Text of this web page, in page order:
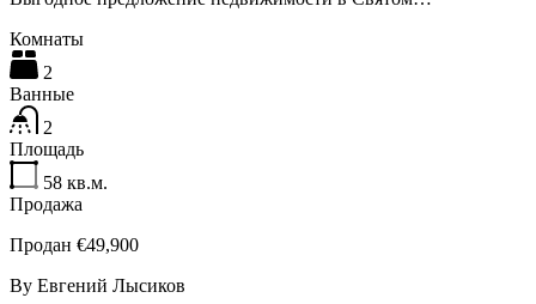
Комнаты
2
Ванные
2
Площадь
58 кв.м.
Продажа
Продан €49,900
By Евгений Лысиков